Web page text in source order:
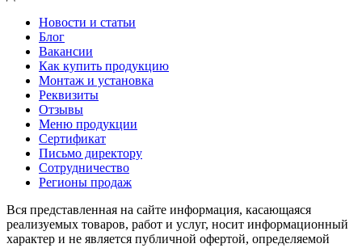
Новости и статьи
Блог
Вакансии
Как купить продукцию
Монтаж и установка
Реквизиты
Отзывы
Меню продукции
Сертификат
Письмо директору
Сотрудничество
Регионы продаж
Вся представленная на сайте информация, касающаяся
реализуемых товаров, работ и услуг, носит информационный
характер и не является публичной офертой, определяемой